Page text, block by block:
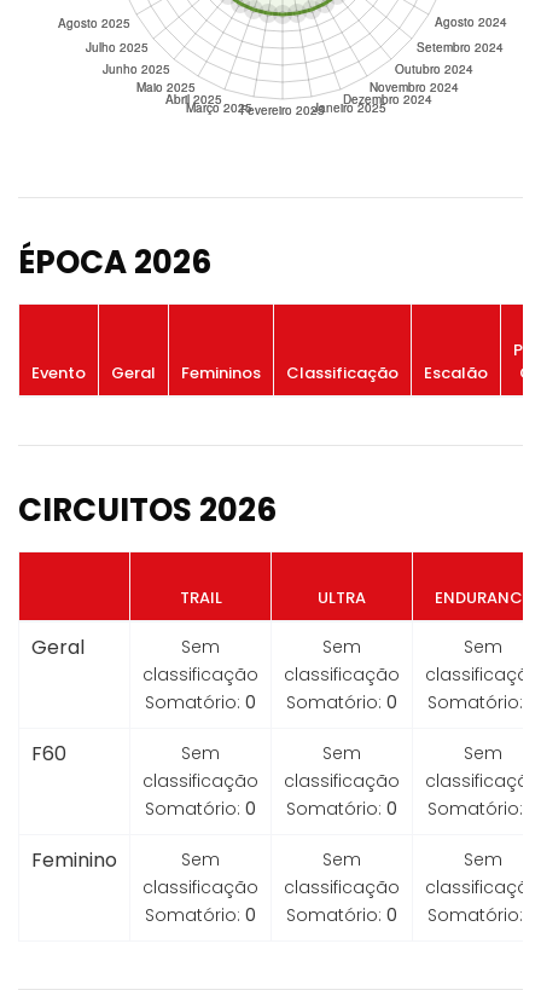
ÉPOCA 2026
Evento Geral Femininos Classificação Escalão
CIRCUITOS 2026
TRAIL ULTRA ENDURANCE
Geral
Sem
classificação
Somatório: 0
Sem
classificação
Somatório: 0
Sem
classificação
Somatório:
F60
Sem
classificação
Somatório: 0
Sem
classificação
Somatório: 0
Sem
classificação
Somatório:
Feminino
Sem
classificação
Somatório: 0
Sem
classificação
Somatório: 0
Sem
classificação
Somatório: